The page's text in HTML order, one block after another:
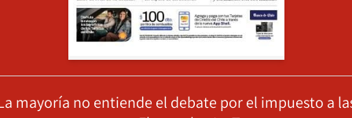
mayoría no entiende el debate por el impuesto a